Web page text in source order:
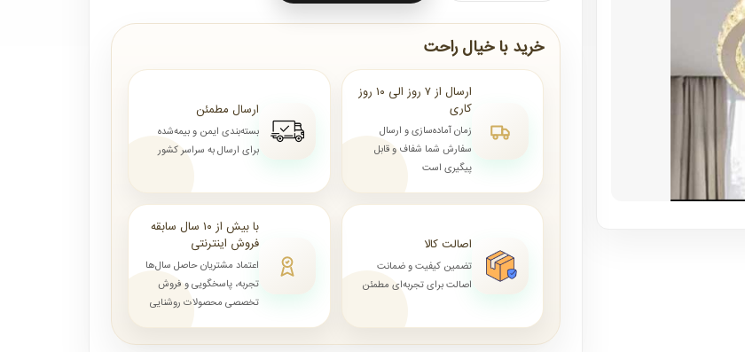
خرید با خیال راحت
ارسال از ۷ روز الی ۱۰ روز
کاری
زمان آماده‌سازی و ارسال
سفارش شما شفاف و قابل
پیگیری است
ارسال مطمئن
بسته‌بندی ایمن و بیمه‌شده
برای ارسال به سراسر کشور
اصالت کالا
تضمین کیفیت و ضمانت
اصالت برای تجربه‌ای مطمئن
با بیش از ۱۰ سال سابقه
فروش اینترنتی
اعتماد مشتریان حاصل سال‌ها
تجربه، پاسخگویی و فروش
تخصصی محصولات روشنایی